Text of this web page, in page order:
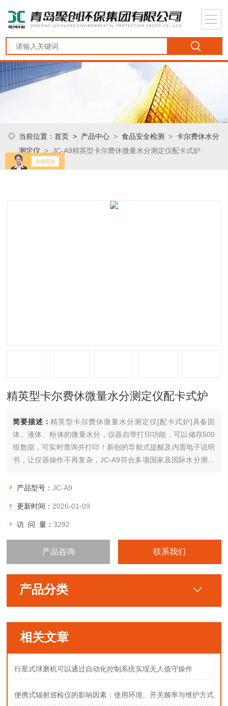
当前位置：首页 > 产品中心 >食品安全检测 >卡尔费休水分
测定仪 > JC-A9精英型卡尔费休微量水分测定仪配卡式炉
精英型卡尔费休微量水分测定仪配卡式炉
简要描述： 精英型卡尔费休微量水分测定仪[配卡式炉]具备固
体、液体、粉体的微量水分，仪器自带打印功能，可以储存500
组数据，可实时查询并打印！新创的导航式提醒及内置电子说明
书，让仪器操作不再复杂，JC-A9符合多项国家及国际水分测定
分。
产品型号：JC-A9
更新时间： 2026-01-09
访 问 量：3292
产品咨询 联系我们
产品分类
相关文章
行星式球磨机可以通过自动化控制系统实现无人值守操作
便携式辐射巡检仪的影响因素：使用环境、开关频率与维护方式